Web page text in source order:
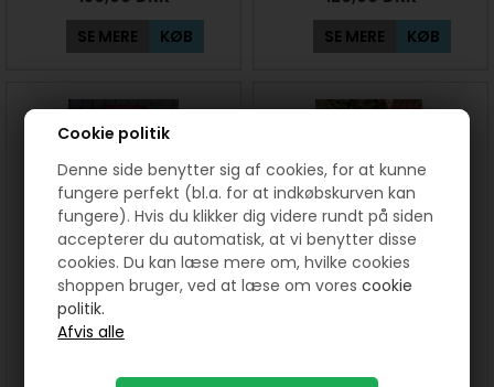
Cookie politik
Denne side benytter sig af cookies, for at kunne
fungere perfekt (bl.a. for at indkøbskurven kan
fungere). Hvis du klikker dig videre rundt på siden
accepterer du automatisk, at vi benytter disse
cookies. Du kan læse mere om, hvilke cookies
shoppen bruger, ved at læse om vorescookie
politik.
SE MERE KØB SE MERE KØB
Mie Dug/Juletræstæppe 8
hjerter mønster
Mini Ida Juletræstæppe